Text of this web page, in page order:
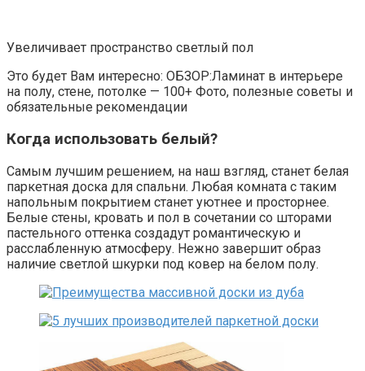
Увеличивает пространство светлый пол
Это будет Вам интересно: ОБЗОР:Ламинат в интерьере
на полу, стене, потолке — 100+ Фото, полезные советы и
обязательные рекомендации
Когда использовать белый?
Самым лучшим решением, на наш взгляд, станет белая
паркетная доска для спальни. Любая комната с таким
напольным покрытием станет уютнее и просторнее.
Белые стены, кровать и пол в сочетании со шторами
пастельного оттенка создадут романтическую и
расслабленную атмосферу. Нежно завершит образ
наличие светлой шкурки под ковер на белом полу.